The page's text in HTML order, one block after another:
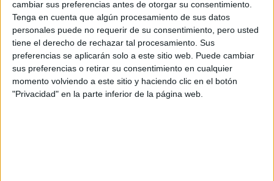
cambiar sus preferencias antes de otorgar su consentimiento.
Tenga en cuenta que algún procesamiento de sus datos
personales puede no requerir de su consentimiento, pero usted
tiene el derecho de rechazar tal procesamiento. Sus
preferencias se aplicarán solo a este sitio web. Puede cambiar
sus preferencias o retirar su consentimiento en cualquier
momento volviendo a este sitio y haciendo clic en el botón
"Privacidad" en la parte inferior de la página web.
GALERÍA DE IMÁGENES